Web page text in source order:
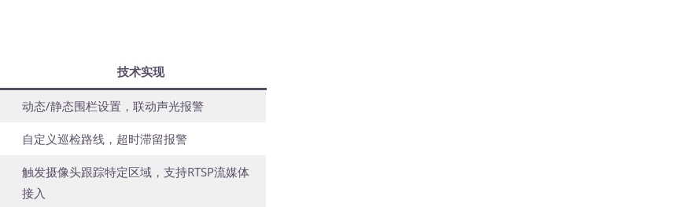
技术实现
动态/静态围栏设置，联动声光报警
自定义巡检路线，超时滞留报警
触发摄像头跟踪特定区域，支持RTSP流媒体
接入